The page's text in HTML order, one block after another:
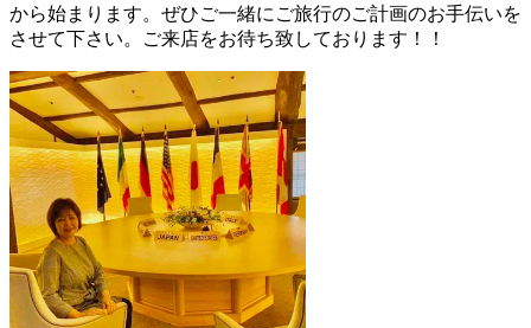
から始まります。ぜひご一緒にご旅行のご計画のお手伝いを
させて下さい。ご来店をお待ち致しております！！